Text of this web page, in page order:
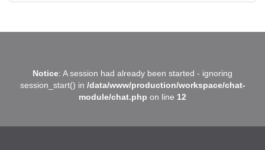
Notice: A session had already been started - ignoring
session_start() in /data/www/production/workspace/chat-
module/chat.php on line 12
B
Assistant en ligne